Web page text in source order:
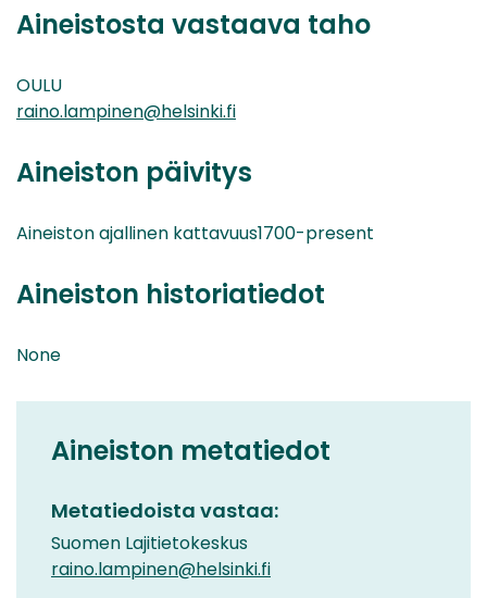
Aineistosta vastaava taho
OULU
raino.lampinen@helsinki.fi
Aineiston päivitys
Aineiston ajallinen kattavuus1700-present
Aineiston historiatiedot
None
Aineiston metatiedot
Metatiedoista vastaa:
Suomen Lajitietokeskus
raino.lampinen@helsinki.fi